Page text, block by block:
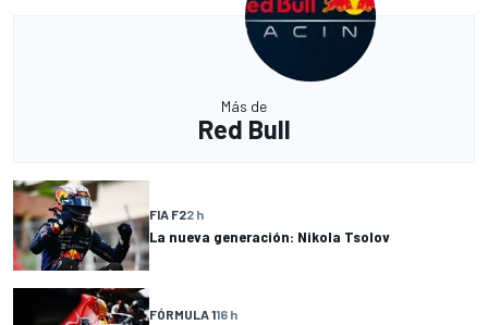
Más de
Red Bull
FIA F22 h
La nueva generación: Nikola Tsolov
FÓRMULA 116 h